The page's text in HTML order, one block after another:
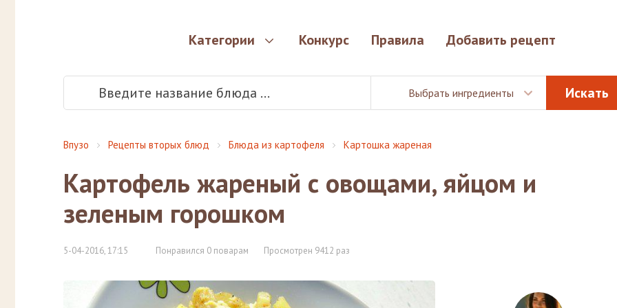
Категории Конкурс Правила Добавить рецепт
Выбрать ингредиенты
Впузо Рецепты вторых блюд Блюда из картофеля Картошка жареная
Картофель жареный с овощами, яйцом и
зеленым горошком
5-04-2016, 17:15 Понравился 0 поварам Просмотрен 9412 раз